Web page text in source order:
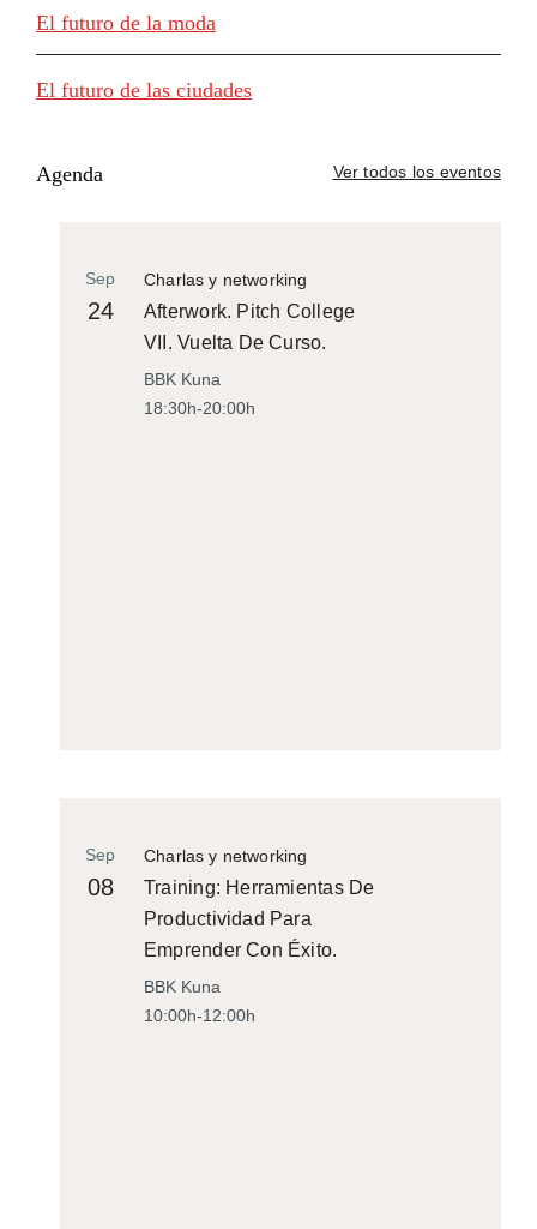
El futuro de la moda
El futuro de las ciudades
Agenda Ver todos los eventos
Charlas y networking
Sep
24
Afterwork. Pitch College
VII. Vuelta De Curso.
BBK Kuna
18:30h-20:00h
Charlas y networking
Sep
08
Training: Herramientas De
Productividad Para
Emprender Con Éxito.
BBK Kuna
10:00h-12:00h